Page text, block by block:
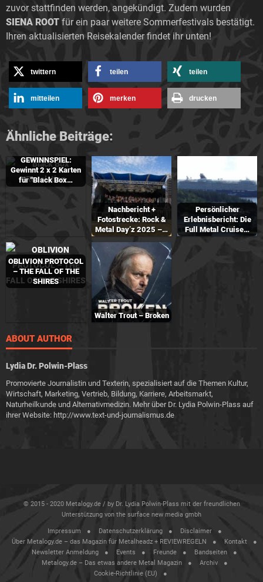
zuvor stattfinden werden, angekündigt. Zudem wurden
SIENA ROOT für ein paar weitere Sommerfestivals bestätigt.
Ihren aktualisierten Reisekalender findet ihr unten!
twittern teilen teilen
mitteilen merken drucken
Ähnliche Beiträge:
GEWINNSPIEL:
Gewinnt 2 x 2 Karten
für "Black Box…
Nachbericht +
Fotostrecke: Rock &
Metal Day’z 2025 –…
Persönlicher
Erlebnisbericht: Die
Full Metal Cruise…
OBLIVION PROTOCOL
– THE FALL OF THE
SHIRES
Walter Trout – Broken
ABOUT AUTHOR
Lydia Dr. Polwin-Plass
Promovierte Journalistin und Texterin, spezialisiert auf die Themen Kultur,
Wirtschaft, Marketing, Vertrieb, Bildung, Karriere, Arbeitsmarkt,
Naturheilkunde und Alternativmedizin. Mehr über Dr. Lydia Polwin-Plass auf
ihrer Website: http://www.text-und-journalismus.de
© 2015 - 2020 Metalogy.de / by Dr. Lydia Polwin-Plass mit der freundlichen
Unterstützung von the surface new media gmbh
Impressum Datenschutzerklärung
Disclaimer
Über Metalogy.de – das Magazin für Metalheadz + REVIEWREGELN
Kontakt
Newsletter Anmeldung
Events Freunde
Bandseiten
Metalogy.de – Das etwas andere Metal Magazin
Archiv
Cookie-Richtlinie (EU)